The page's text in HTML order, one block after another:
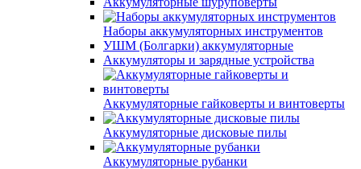
Наборы аккумуляторных инструментов
УШМ (Болгарки) аккумуляторные
Аккумуляторы и зарядные устройства
Аккумуляторные гайковерты и винтоверты
Аккумуляторные дисковые пилы
Аккумуляторные рубанки